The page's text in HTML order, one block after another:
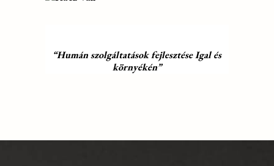
“Humán szolgáltatások fejlesztése Igal és
környékén”